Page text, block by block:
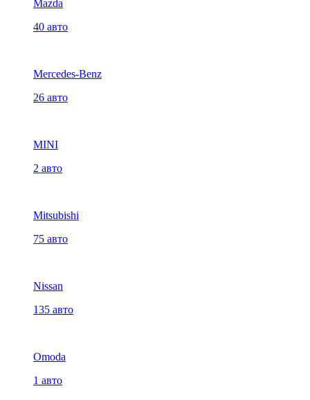
Mazda
40 авто
Mercedes-Benz
26 авто
MINI
2 авто
Mitsubishi
75 авто
Nissan
135 авто
Omoda
1 авто